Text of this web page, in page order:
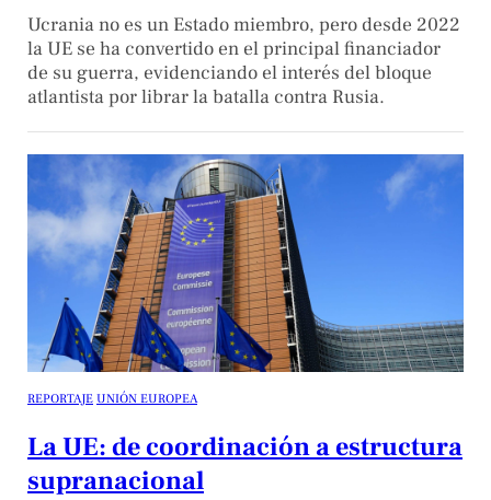
Ucrania no es un Estado miembro, pero desde 2022
la UE se ha convertido en el principal financiador
de su guerra, evidenciando el interés del bloque
atlantista por librar la batalla contra Rusia.
REPORTAJE UNIÓN EUROPEA
La UE: de coordinación a estructura
supranacional